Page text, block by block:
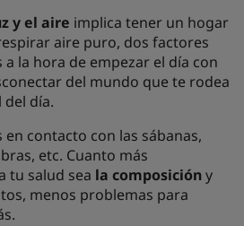
y el aire implica tener un hogar
aire puro, dos factores
la hora de empezar el día con
del mundo que te rodea
día.
contacto con las sábanas,
etc. Cuanto más
tu salud sea la composicióny
menos problemas para